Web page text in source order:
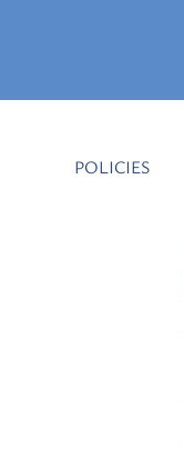
POLICIES